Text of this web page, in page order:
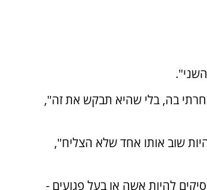
בה, בלי שהיא תבקש את זה",
שוב אותו אחד שלא הצליח",
להיות אשה או בעל פגועים -